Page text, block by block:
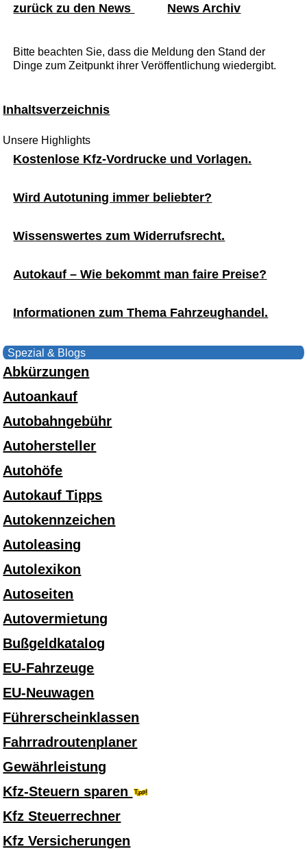
zurück zu den News News Archiv
Bitte beachten Sie, dass die Meldung den Stand der
Dinge zum Zeitpunkt ihrer Veröffentlichung wiedergibt.
Inhaltsverzeichnis
Unsere Highlights
Kostenlose Kfz-Vordrucke und Vorlagen.
Wird Autotuning immer beliebter?
Wissenswertes zum Widerrufsrecht.
Autokauf – Wie bekommt man faire Preise?
Informationen zum Thema Fahrzeughandel.
Spezial & Blogs
Abkürzungen
Autoankauf
Autobahngebühr
Autohersteller
Autohöfe
Autokauf Tipps
Autokennzeichen
Autoleasing
Autolexikon
Autoseiten
Autovermietung
Bußgeldkatalog
EU-Fahrzeuge
EU-Neuwagen
Führerscheinklassen
Fahrradroutenplaner
Gewährleistung
Kfz-Steuern sparen
Kfz Steuerrechner
Kfz Versicherungen